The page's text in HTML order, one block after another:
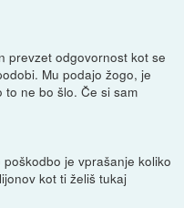
prevzet odgovornost kot se
Mu podajo žogo, je
to ne bo šlo. Če si sam
je vprašanje koliko
kot ti želiš tukaj